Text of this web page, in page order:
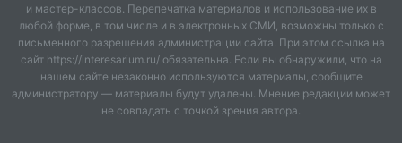
Развивая эстетический вкус обучащихся,
необходимо научить их всестороннему постижению
литературного произведения.
Художественное произведение постигается не
и мастер-классов. Перепечатка материалов и использование их в
любой форме, в том числе и в электронных СМИ, возможны только с
письменного разрешения администрации сайта. При этом ссылка на
сайт https://interesarium.ru/ обязательна. Если вы обнаружили, что на
нашем сайте незаконно используются материалы, сообщите
администратору — материалы будут удалены. Мнение редакции может
не совпадать с точкой зрения автора.